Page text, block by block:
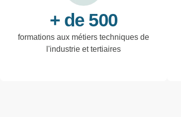
+ de 500
formations aux métiers techniques de
l'industrie et tertiaires